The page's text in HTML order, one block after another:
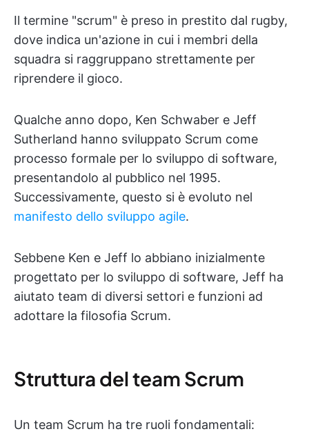
Il termine "scrum" è preso in prestito dal rugby,
dove indica un'azione in cui i membri della
squadra si raggruppano strettamente per
riprendere il gioco.
Qualche anno dopo, Ken Schwaber e Jeff
Sutherland hanno sviluppato Scrum come
processo formale per lo sviluppo di software,
presentandolo al pubblico nel 1995.
Successivamente, questo si è evoluto nel
manifesto dello sviluppo agile.
Sebbene Ken e Jeff lo abbiano inizialmente
progettato per lo sviluppo di software, Jeff ha
aiutato team di diversi settori e funzioni ad
adottare la filosofia Scrum.
Struttura del team Scrum
Un team Scrum ha tre ruoli fondamentali: